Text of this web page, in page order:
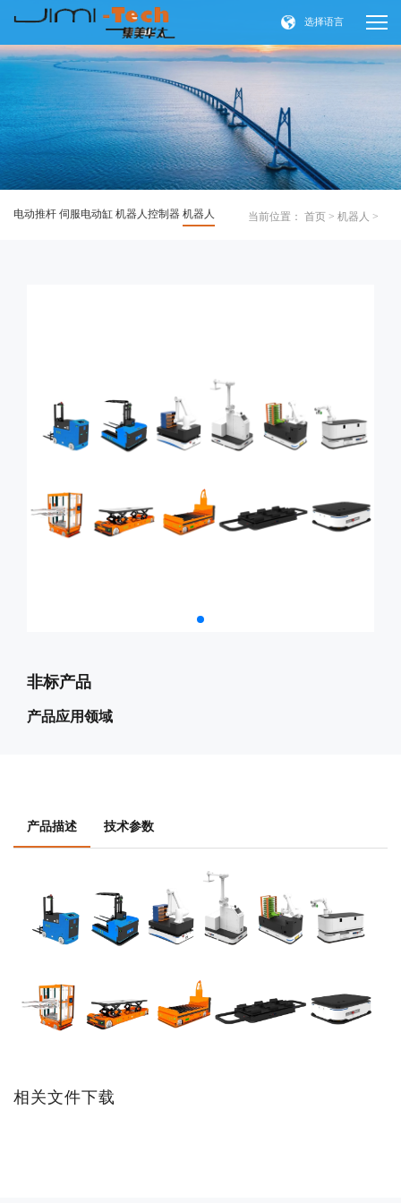
选择语言
当前位置： 首页 > 机器人 >
电动推杆 伺服电动缸 机器人控制器 机器人
非标产品
产品应用领域
产品描述 技术参数
相关文件下载